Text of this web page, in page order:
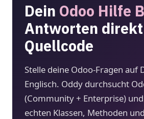
Dein Odoo Hilfe
Antworten direkt
Quellcode
Stelle deine Odoo-Fragen auf
Englisch. Oddy durchsucht
(Community + Enterprise)
echten Klassen, Methoden